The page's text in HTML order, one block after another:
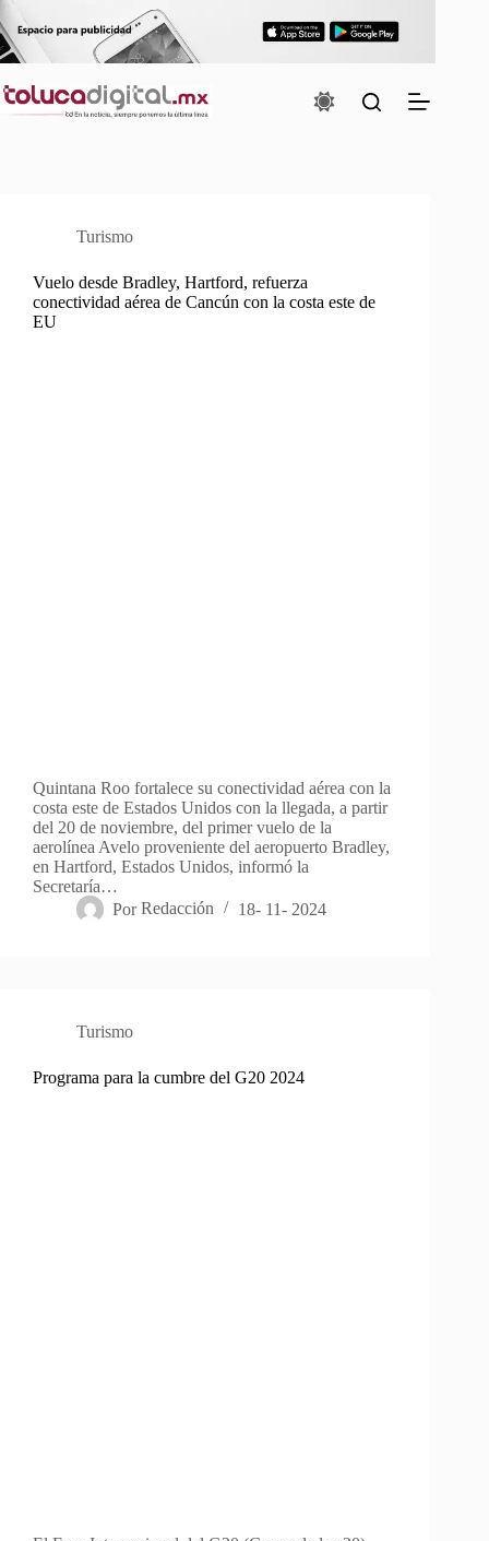
Saltar
al
contenido
Turismo
Vuelo desde Bradley, Hartford, refuerza
conectividad aérea de Cancún con la costa este de
EU
Quintana Roo fortalece su conectividad aérea con la
costa este de Estados Unidos con la llegada, a partir
del 20 de noviembre, del primer vuelo de la
aerolínea Avelo proveniente del aeropuerto Bradley,
en Hartford, Estados Unidos, informó la
Secretaría…
Por Redacción 18- 11- 2024
Turismo
Programa para la cumbre del G20 2024